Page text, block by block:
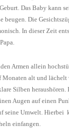
Das Baby kann
beugen. Die
In dieser Zeit
Armen allein
alt und lächelt
Silben heraushören.
Augen auf einen
seine Umwelt. Hierbei
einfangen.